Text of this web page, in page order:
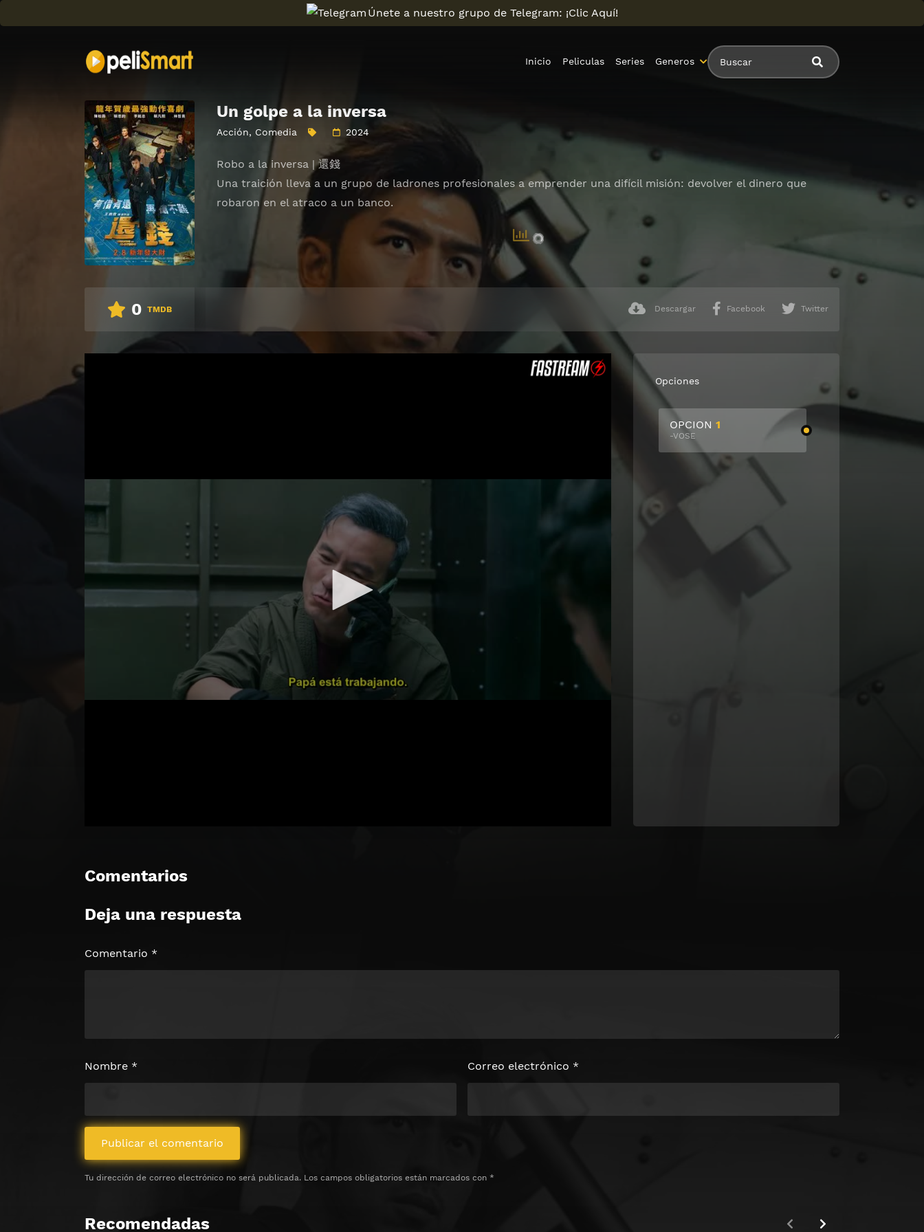
Únete a nuestro grupo de Telegram: ¡Clic Aquí!
Inicio Peliculas Series Generos
Un golpe a la inversa
Acción, Comedia 2024
Robo a la inversa | 還錢
Una traición lleva a un grupo de ladrones profesionales a emprender una difícil misión: devolver el dinero que
robaron en el atraco a un banco.
0 TMDB Descargar Facebook Twitter
🔒 Acceso Requerido
Opciones
OPCION 1
-VOSE
Comentarios
Deja una respuesta
Tu dirección de correo electrónico no será publicada. Los campos obligatorios están marcados con *
Comentario *
Nombre * Correo electrónico *
Recomendadas